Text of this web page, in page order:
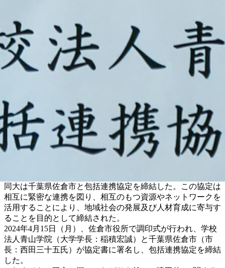
同大は千葉県佐倉市と包括連携協定を締結した。この協定は
相互に緊密な連携を図り、相互のもつ資源やネットワークを
活用することにより、地域社会の発展及び人材育成に寄与す
ることを目的として締結された。
2024年4月15日（月）、佐倉市役所で調印式が行われ、 学校
法人青山学院（大学学長：稲積宏誠）と千葉県佐倉市（市
長：西田三十五氏） が協定書に署名し、 包括連携協定を締結
した。